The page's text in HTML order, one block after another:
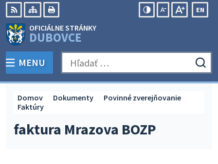
Preskočiť
na
obsah
RSS Mapa
EN
OFICIÁLNE STRÁNKY
DUBOVCE
PREPNÚŤ
MENU Hľadať:
faktura Mrazova BOZP
Domov Dokumenty
Povinné zverejňovanie
Faktúry